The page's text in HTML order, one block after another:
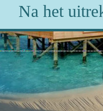
Na het